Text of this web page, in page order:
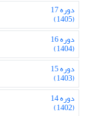
دوره 17
(1405)
دوره 16
(1404)
دوره 15
(1403)
دوره 14
(1402)